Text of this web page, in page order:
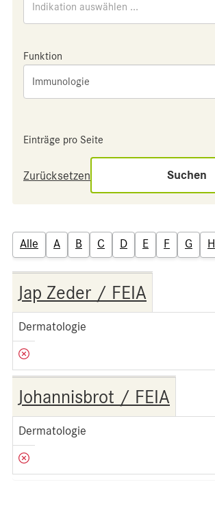
Indikation auswählen ...
Funktion
Immunologie
Einträge pro Seite
Zurücksetzen Suchen
Alle A B C D E F G H
Jap Zeder / FEIA
Dermatologie
Johannisbrot / FEIA
Dermatologie